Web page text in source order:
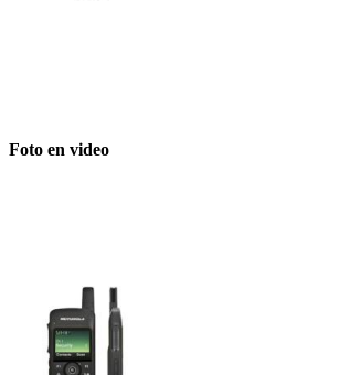
Foto en video